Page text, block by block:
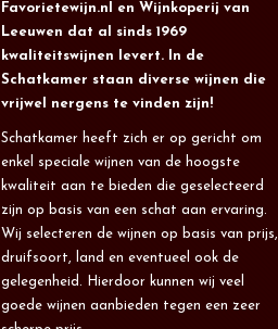
Favorietewijn.nl en Wijnkoperij van
Leeuwen dat al sinds 1969
kwaliteitswijnen levert. In de
Schatkamer staan diverse wijnen die
vrijwel nergens te vinden zijn!
Schatkamer heeft zich er op gericht om
enkel speciale wijnen van de hoogste
kwaliteit aan te bieden die geselecteerd
zijn op basis van een schat aan ervaring.
Wij selecteren de wijnen op basis van prijs,
druifsoort, land en eventueel ook de
gelegenheid. Hierdoor kunnen wij veel
goede wijnen aanbieden tegen een zeer